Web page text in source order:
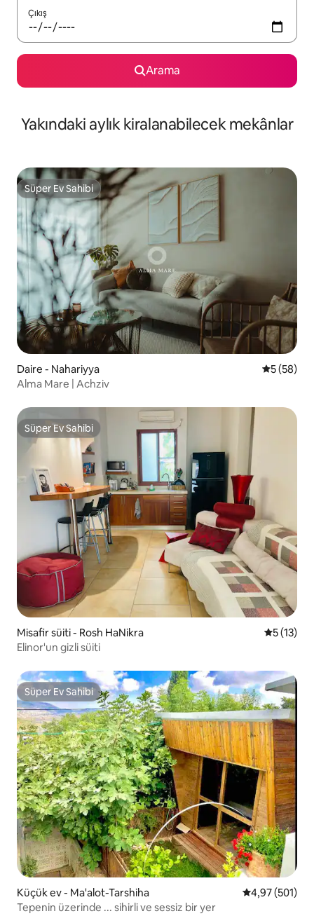
Çıkış
Arama
Yakındaki aylık kiralanabilecek mekânlar
Süper Ev Sahibi
Süper Ev Sahibi
Daire - Nahariyya 55 (58)
Alma Mare | Achziv
Süper Ev Sahibi
Süper Ev Sahibi
Misafir süiti - Rosh HaNikra 55 (13)
Elinor'un gizli süiti
Süper Ev Sahibi
Süper Ev Sahibi
Küçük ev - Ma'alot-Tarshiha 5 üzerinden
4,97 (501)
Tepenin üzerinde ... sihirli ve sessiz bir yer